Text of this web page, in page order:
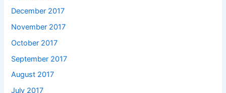
December 2017
November 2017
October 2017
September 2017
August 2017
July 2017